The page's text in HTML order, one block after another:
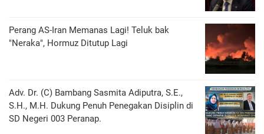
Perang AS-Iran Memanas Lagi! Teluk bak
"Neraka", Hormuz Ditutup Lagi
Adv. Dr. (C) Bambang Sasmita Adiputra, S.E.,
S.H., M.H. Dukung Penuh Penegakan Disiplin di
SD Negeri 003 Peranap.